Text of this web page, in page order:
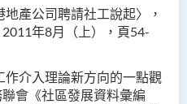
產公司聘請社工說起〉，
年8月（上），頁54-
介入理論新方向的一點觀
會《社區發展資料彙編